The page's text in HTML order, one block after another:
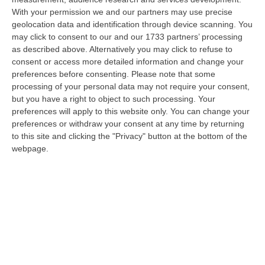
With your permission we and our partners may use precise
geolocation data and identification through device scanning. You
may click to consent to our and our 1733 partners’ processing
as described above. Alternatively you may click to refuse to
consent or access more detailed information and change your
preferences before consenting. Please note that some
processing of your personal data may not require your consent,
but you have a right to object to such processing. Your
preferences will apply to this website only. You can change your
preferences or withdraw your consent at any time by returning
to this site and clicking the "Privacy" button at the bottom of the
webpage.
Meteo, Ondata Di Caldo Estremo Fino A Ferragosto
“Nella giornata di oggi ancora temporali, in alcuni casi molto intensi, sui
rilievi di Alpi e Appennini, e in locale estensione fin verso le…
09 Agosto, 15:10
Razionalizzazione Della Spesa Sanitaria E Acquisti Sotto Controllo.
La Strategia “anti-Sprechi” Della Regione
“CATANZARO La razionalizzazione della spesa sanitaria passa dalla
centralizzazione degli acquisti. È una delle direttrici individuate dalla…
09 Agosto, 14:37